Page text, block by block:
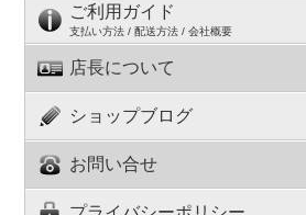
ご利用ガイド
支払い方法 / 配送方法 / 会社概要
店長について
ショップブログ
お問い合せ